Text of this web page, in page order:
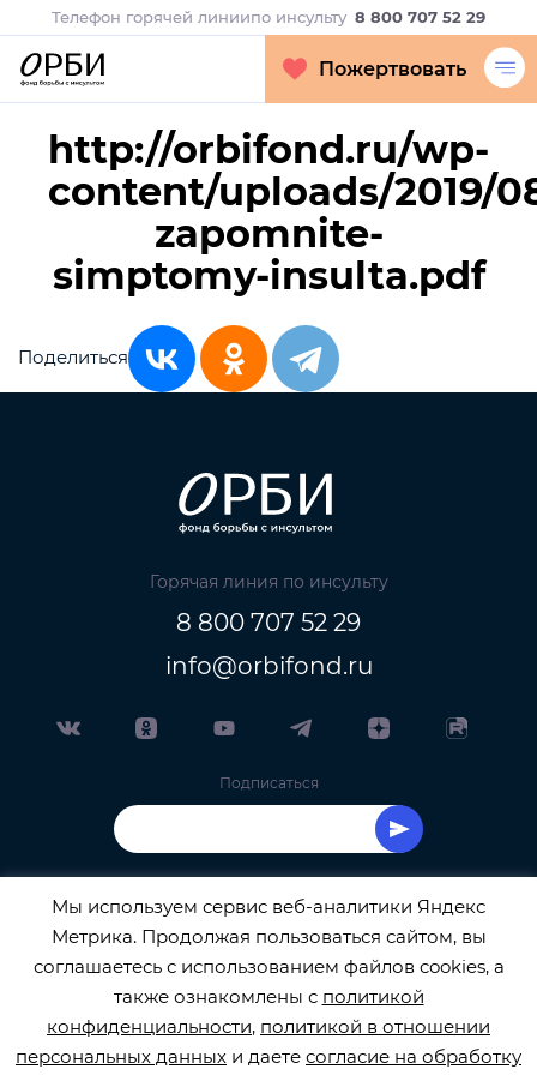
Телефон горячей линиипо инсульту 8 800 707 52 29
Пожертвовать
http://orbifond.ru/wp-
content/uploads/2019/
zapomnite-
simptomy-insulta.pdf
Поделиться
Горячая линия по инсульту
8 800 707 52 29
info@orbifond.ru
Подписаться
ОФИЦИАЛЬНЫЙ ОПЕРАТОР ОБРАБОТКИ
ПЕРСОНАЛЬНЫХ ДАННЫХ РЕГИСТРАЦИОННЫЙ
НОМЕР 77-22-133540
Мы используем сервис веб-аналитики Яндекс
Метрика. Продолжая пользоваться сайтом, вы
соглашаетесь с использованием файлов cookies, а
также ознакомлены с политикой
конфиденциальности, политикой в отношении
персональных данных и даете согласие на обработку